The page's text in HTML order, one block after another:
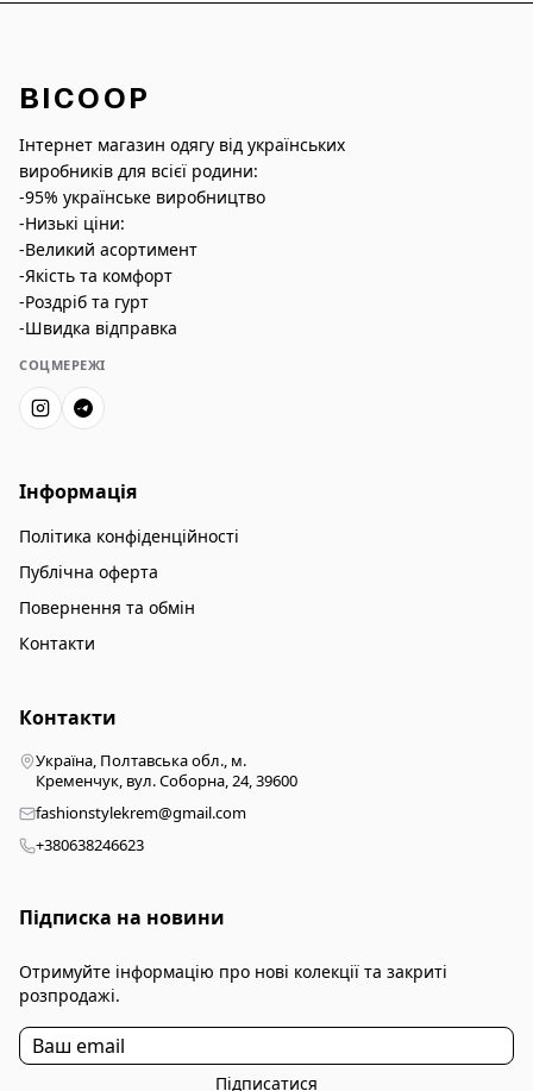
BICOOP
Інтернет магазин одягу від українських
виробників для всієї родини:
-95% українське виробництво
-Низькі ціни:
-Великий асортимент
-Якість та комфорт
-Роздріб та гурт
-Швидка відправка
СОЦМЕРЕЖІ
Інформація
Політика конфіденційності
Публічна оферта
Повернення та обмін
Контакти
Контакти
Україна, Полтавська обл., м.
Кременчук, вул. Соборна, 24, 39600
fashionstylekrem@gmail.com
+380638246623
Підписка на новини
Отримуйте інформацію про нові колекції та закриті
розпродажі.
Підписатися